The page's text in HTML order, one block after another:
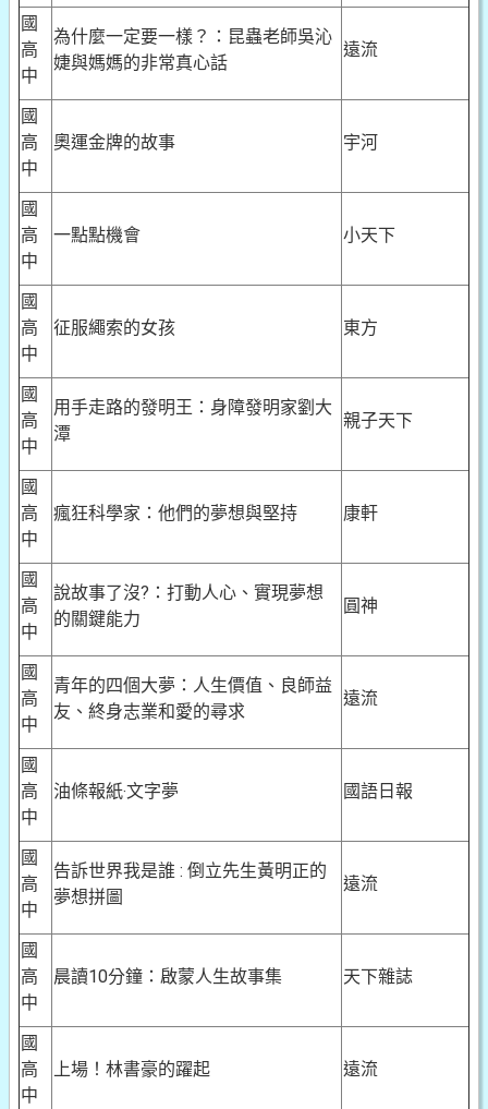
國
高
中
為什麼一定要一樣？：昆蟲老師吳沁
婕與媽媽的非常真心話
遠流
國
高
中
奧運金牌的故事 宇河
國
高
中
一點點機會 小天下
國
高
中
征服繩索的女孩 東方
國
高
中
用手走路的發明王：身障發明家劉大
潭
親子天下
國
高
中
瘋狂科學家：他們的夢想與堅持 康軒
國
高
中
說故事了沒?：打動人心、實現夢想
的關鍵能力
圓神
國
高
中
青年的四個大夢：人生價值、良師益
友、終身志業和愛的尋求
遠流
國
高
中
油條報紙‧文字夢 國語日報
國
高
中
告訴世界我是誰 : 倒立先生黃明正的
夢想拼圖
遠流
國
高
中
晨讀10分鐘：啟蒙人生故事集 天下雜誌
國
高
中
上場！林書豪的躍起 遠流